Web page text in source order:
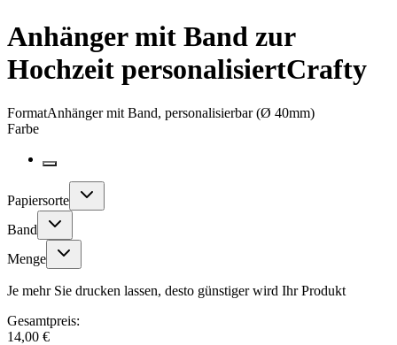
Anhänger mit Band zur
Hochzeit personalisiertCrafty
FormatAnhänger mit Band, personalisierbar (Ø 40mm)
Farbe
Papiersorte
Band
Menge
Je mehr Sie drucken lassen, desto günstiger wird Ihr Produkt
Gesamtpreis:
14,00 €